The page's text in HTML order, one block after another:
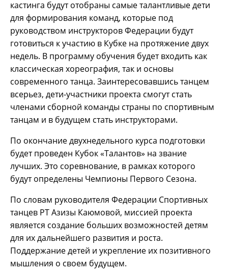
кастинга будут отобраны самые талантливые дети
для формирования команд, которые под
руководством инструкторов Федерации будут
готовиться к участию в Кубке на протяжение двух
недель. В программу обучения будет входить как
классическая хореография, так и основы
современного танца. Заинтересовавшись танцем
всерьез, дети-участники проекта смогут стать
членами сборной команды страны по спортивным
танцам и в будущем стать инструкторами.
По окончание двухнедельного курса подготовки
будет проведен Кубок «Талантов» на звание
лучших. Это соревнование, в рамках которого
будут определены Чемпионы Первого Сезона.
По словам руководителя Федерации Спортивных
танцев РТ Азизы Каюмовой, миссией проекта
является создание больших возможностей детям
для их дальнейшего развития и роста.
Поддержание детей и укрепление их позитивного
мышления о своем будущем.